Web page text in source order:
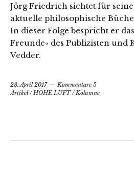
Jörg Friedrich sichtet für seine
aktuelle philosophische
In dieser Folge bespricht er
Freunde« des Publizisten und
Vedder.
28. April 2017
Kommentare 5
Artikel/HOHE LUFT/Kolumne